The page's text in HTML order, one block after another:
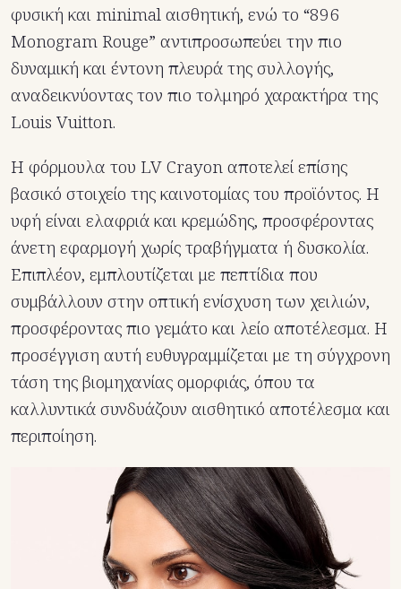
φυσική και minimal αισθητική, ενώ το “896
Monogram Rouge” αντιπροσωπεύει την πιο
δυναμική και έντονη πλευρά της συλλογής,
αναδεικνύοντας τον πιο τολμηρό χαρακτήρα της
Louis Vuitton.
Η φόρμουλα του LV Crayon αποτελεί επίσης
βασικό στοιχείο της καινοτομίας του προϊόντος. Η
υφή είναι ελαφριά και κρεμώδης, προσφέροντας
άνετη εφαρμογή χωρίς τραβήγματα ή δυσκολία.
Επιπλέον, εμπλουτίζεται με πεπτίδια που
συμβάλλουν στην οπτική ενίσχυση των χειλιών,
προσφέροντας πιο γεμάτο και λείο αποτέλεσμα. Η
προσέγγιση αυτή ευθυγραμμίζεται με τη σύγχρονη
τάση της βιομηχανίας ομορφιάς, όπου τα
καλλυντικά συνδυάζουν αισθητικό αποτέλεσμα και
περιποίηση.